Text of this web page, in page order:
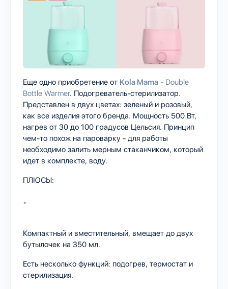
Еще одно приобретение от Kola Mama - Double
Bottle Warmer. Подогреватель-стерилизатор.
Представлен в двух цветах: зеленый и розовый,
как все изделия этого бренда. Мощность 500 Вт,
нагрев от 30 до 100 градусов Цельсия. Принцип
чем-то похож на пароварку - для работы
необходимо залить мерным стаканчиком, который
идет в комплекте, воду.
ПЛЮСЫ:
Компактный и вместительный, вмещает до двух
бутылочек на 350 мл.
Есть несколько функций: подогрев, термостат и
стерилизация.